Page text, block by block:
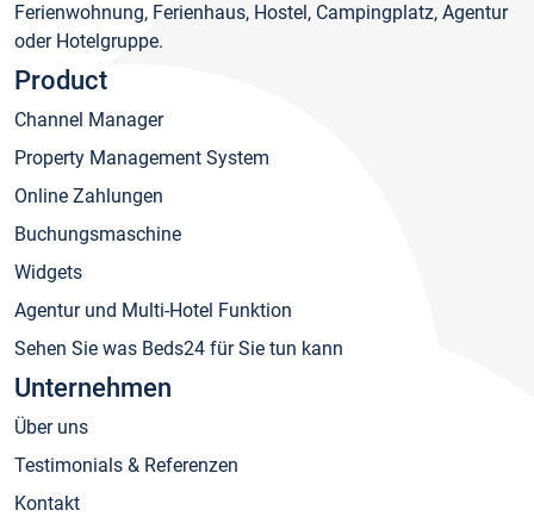
Ferienwohnung, Ferienhaus, Hostel, Campingplatz, Agentur
oder Hotelgruppe.
Product
Channel Manager
Property Management System
Online Zahlungen
Buchungsmaschine
Widgets
Agentur und Multi-Hotel Funktion
Sehen Sie was Beds24 für Sie tun kann
Unternehmen
Über uns
Testimonials & Referenzen
Kontakt